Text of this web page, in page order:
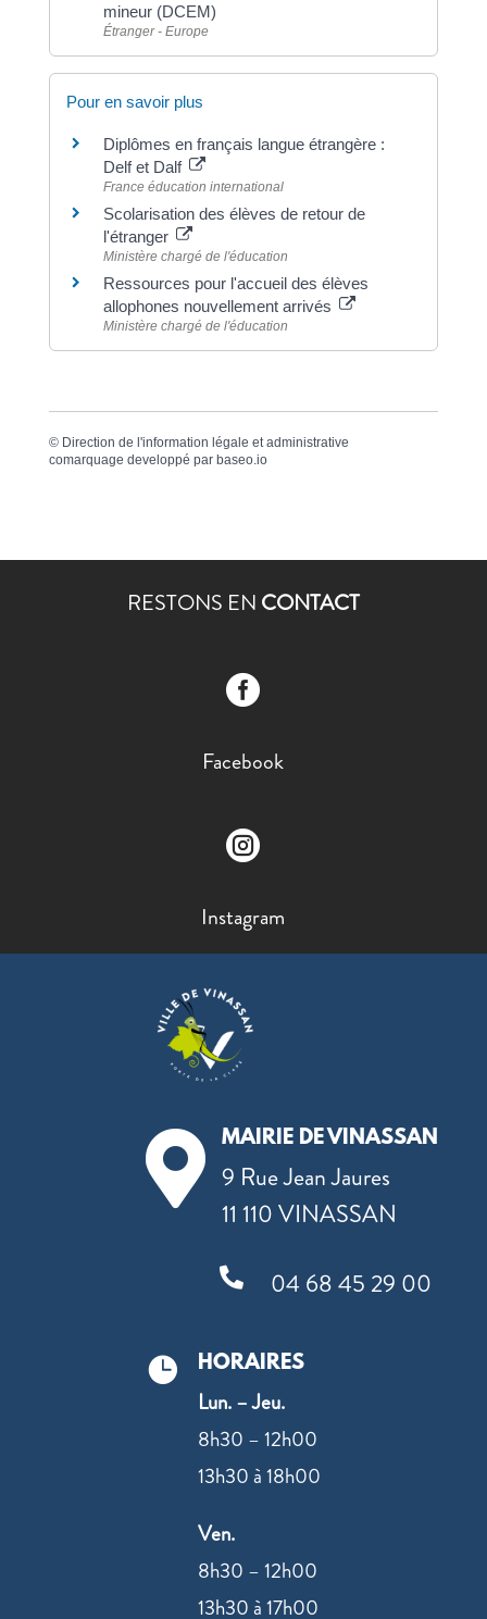
mineur (DCEM)
Étranger - Europe
Pour en savoir plus
Diplômes en français langue étrangère :
Delf et Dalf
France éducation international
Scolarisation des élèves de retour de
l'étranger
Ministère chargé de l'éducation
Ressources pour l'accueil des élèves
allophones nouvellement arrivés
Ministère chargé de l'éducation
© Direction de l'information légale et administrative
comarquage developpé par baseo.io
RESTONS EN CONTACT

Facebook

Instagram
 MAIRIE DE VINASSAN
9 Rue Jean Jaures
11 110 VINASSAN
 04 68 45 29 00
 HORAIRES
Lun. – Jeu.
8h30 – 12h00
13h30 à 18h00
Ven.
8h30 – 12h00
13h30 à 17h00